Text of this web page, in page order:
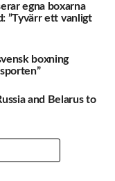
egna boxarna
”Tyvärr ett vanligt
boxning
and Belarus to